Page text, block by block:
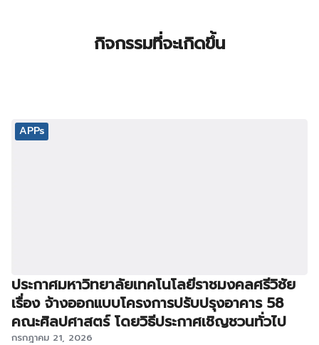
กิจกรรมที่จะเกิดขึ้น
APPs
ประกาศมหาวิทยาลัยเทคโนโลยีราชมงคลศรีวิชัย
เรื่อง จ้างออกแบบโครงการปรับปรุงอาคาร 58
คณะศิลปศาสตร์ โดยวิธีประกาศเชิญชวนทั่วไป
กรกฎาคม 21, 2026